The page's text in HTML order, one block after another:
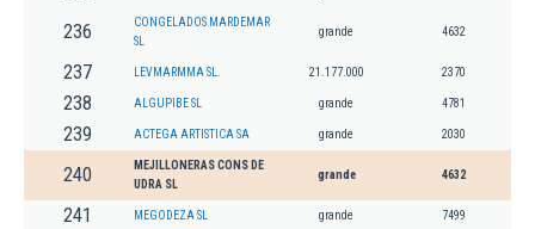
236
CONGELADOS MARDEMAR
SL
grande 4632
237 LEVMARMMA SL. 21.177.000 2370
238 ALGUPIBE SL grande 4781
239 ACTEGA ARTISTICA SA grande 2030
240
MEJILLONERAS CONS DE
UDRA SL
grande 4632
241 MEGODEZA SL grande 7499